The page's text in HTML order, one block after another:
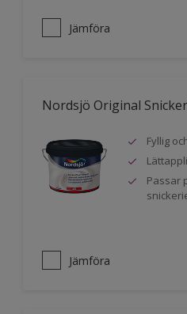
Jämföra
Nordsjö Original
Fyllig
Passar
Jämföra